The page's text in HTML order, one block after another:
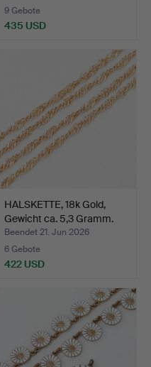
9 Gebote
435 USD
HALSKETTE, 18k Gold,
Gewicht ca. 5,3 Gramm.
Beendet 21. Jun 2026
6 Gebote
422 USD